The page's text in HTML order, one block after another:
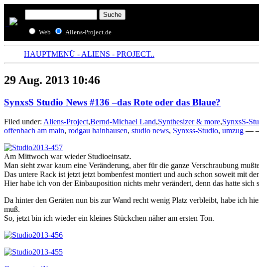
Web Aliens-Project.de
HAUPTMENÜ - ALIENS - PROJECT..
29 Aug. 2013 10:46
SynxsS Studio News #136 –das Rote oder das Blaue?
Filed under: Aliens-Project,Bernd-Michael Land,Synthesizer & more,SynxsS-
offenbach am main, rodgau hainhausen, studio news, Synxss-Studio, umzug — —
Am Mittwoch war wieder Studioeinsatz.
Man sieht zwar kaum eine Veränderung, aber für die ganze Verschraubung
Das untere Rack ist jetzt jetzt bombenfest montiert und auch schon soweit mit
Hier habe ich von der Einbauposition nichts mehr verändert, denn das hatte
Da hinter den Geräten nun bis zur Wand recht wenig Platz verbleibt, habe ich
muß.
So, jetzt bin ich wieder ein kleines Stückchen näher am ersten Ton.